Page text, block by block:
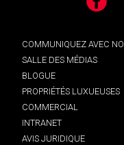
Facebook
COMMUNIQUEZ AVEC
SALLE DES MÉDIAS
BLOGUE
PROPRIÉTÉS LUXUEUSES
COMMERCIAL
INTRANET
AVIS JURIDIQUE